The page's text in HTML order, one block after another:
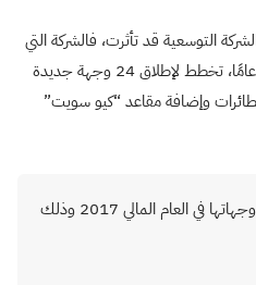
التوسعية قد تأثرت، فالشركة التي
تحتفل بتواجدها في السوق منذ 20 عامًا، تخطط لإطلاق 24 وجهة جديدة
وإضافة مقاعد “كيو سويت”
استمرت القطرية بتوسيع شبكة وجهاتها في العام المالي 2017 وذلك